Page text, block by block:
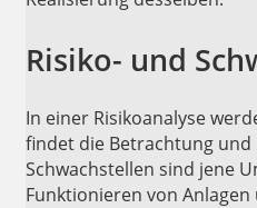
Risiko- und
In einer Risikoanalyse
findet die Betrachtung und
Schwachstellen sind jene
Funktionieren von